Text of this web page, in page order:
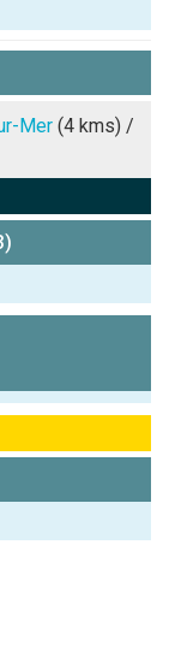
que mon avis
Mer (4 kms) /